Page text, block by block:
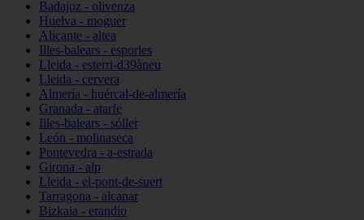
Badajoz - olivenza
Huelva - moguer
Alicante - altea
Illes-balears - esporles
Lleida - esterri-d39àneu
Lleida - cervera
Almería - huércal-de-almería
Granada - atarfe
Illes-balears - sóller
León - molinaseca
Pontevedra - a-estrada
Girona - alp
Lleida - el-pont-de-suert
Tarragona - alcanar
Bizkaia - erandio